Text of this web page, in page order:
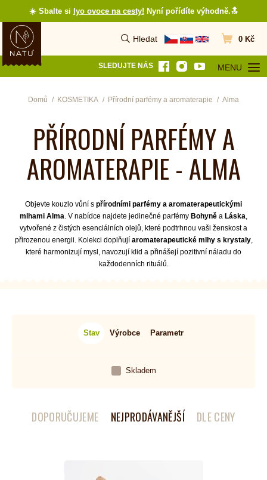
☀️ Sbalte si lyo ovoce na cesty! Nyní pořídíte výhodně.🔝
Hledat
Vyhledat Přejít do
0 Kč
SLEDUJTE NÁS MENU
OTEVŘÍT
Domů KOSMETIKA Přírodní parfémy a aromaterapie Alma
PŘÍRODNÍ PARFÉMY A
AROMATERAPIE - ALMA
Objevte kouzlo vůní s přírodními parfémy a aromaterapeutickými
mlhami Alma . V nabídce najdete jedinečné parfémy Bohyně a Láska
vytvořené z čistých esenciálních olejů, které podtrhnou vaši ženskost a
přirozenou energii. Kolekci doplňují aromaterapeutické mlhy s krystaly,
které harmonizují mysl, navozují klid a přinášejí pozitivní náladu do
každodenních rituálů.
Stav Výrobce Parametr
Skladem
DOPORUČUJEME NEJPRODÁVANĚJŠÍ DLE CENY